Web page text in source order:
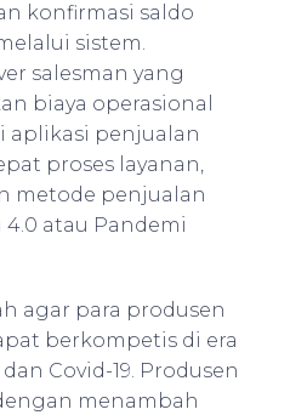
konfirmasi saldo
sistem.
salesman yang
biaya operasional
aplikasi penjualan
proses layanan,
metode penjualan
atau Pandemi
agar para produsen
berkompetis di era
Covid-19. Produsen
menambah